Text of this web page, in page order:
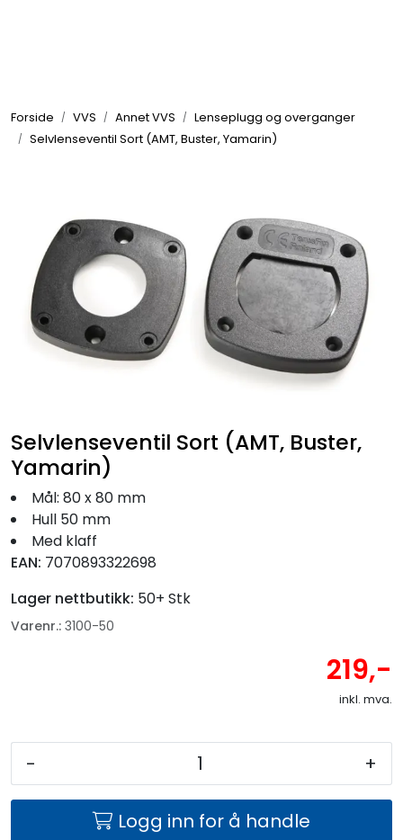
Forside VVS Annet VVS
Lenseplugg og overganger
Selvlenseventil Sort (AMT, Buster, Yamarin)
Selvlenseventil Sort (AMT, Buster,
Yamarin)
Mål: 80 x 80 mm
Hull 50 mm
Med klaff
EAN: 7070893322698
Lager nettbutikk: 50+ Stk
Varenr.: 3100-50
219,-
inkl. mva.
- +
Logg inn for å handle
Elektrisk
Komfort
VVS
Motor/Styring
Fritid/Sikkerhet
Båtpleie/Opplag
Seil
Nyheter